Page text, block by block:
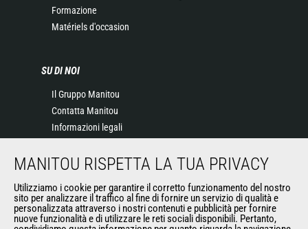
Formazione
Matériels d'occasion
SU DI NOI
Il Gruppo Manitou
Contatta Manitou
Informazioni legali
News
General Terms and Conditions of Sale
MANITOU RISPETTA LA TUA PRIVACY
Utilizziamo i cookie per garantire il corretto funzionamento del nostro
sito per analizzare il traffico al fine di fornire un servizio di qualità e
personalizzata attraverso i nostri contenuti e pubblicità per fornire
nuove funzionalità e di utilizzare le reti sociali disponibili. Pertanto,